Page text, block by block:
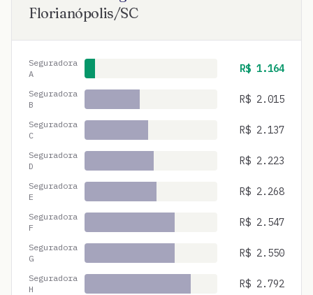
Florianópolis/SC
Seguradora
A
R$ 1.164
Seguradora
B
R$ 2.015
Seguradora
C
R$ 2.137
Seguradora
D
R$ 2.223
Seguradora
E
R$ 2.268
Seguradora
F
R$ 2.547
Seguradora
G
R$ 2.550
Seguradora
H
R$ 2.792